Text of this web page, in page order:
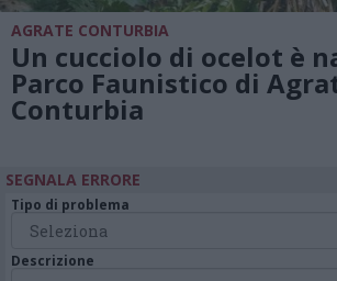
AGRATE CONTURBIA
Un cucciolo di ocelot è
Parco Faunistico di
Conturbia
SEGNALA ERRORE
Tipo di problema
Descrizione